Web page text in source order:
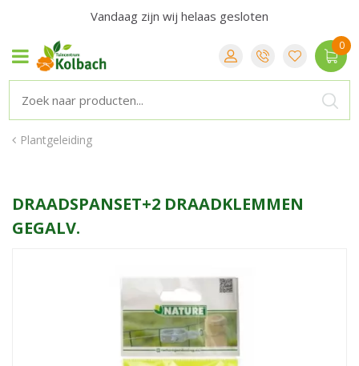
Plantgeleiding
Vandaag zijn wij helaas gesloten
DRAADSPANSET+2 DRAADKLEMMEN
GEGALV.